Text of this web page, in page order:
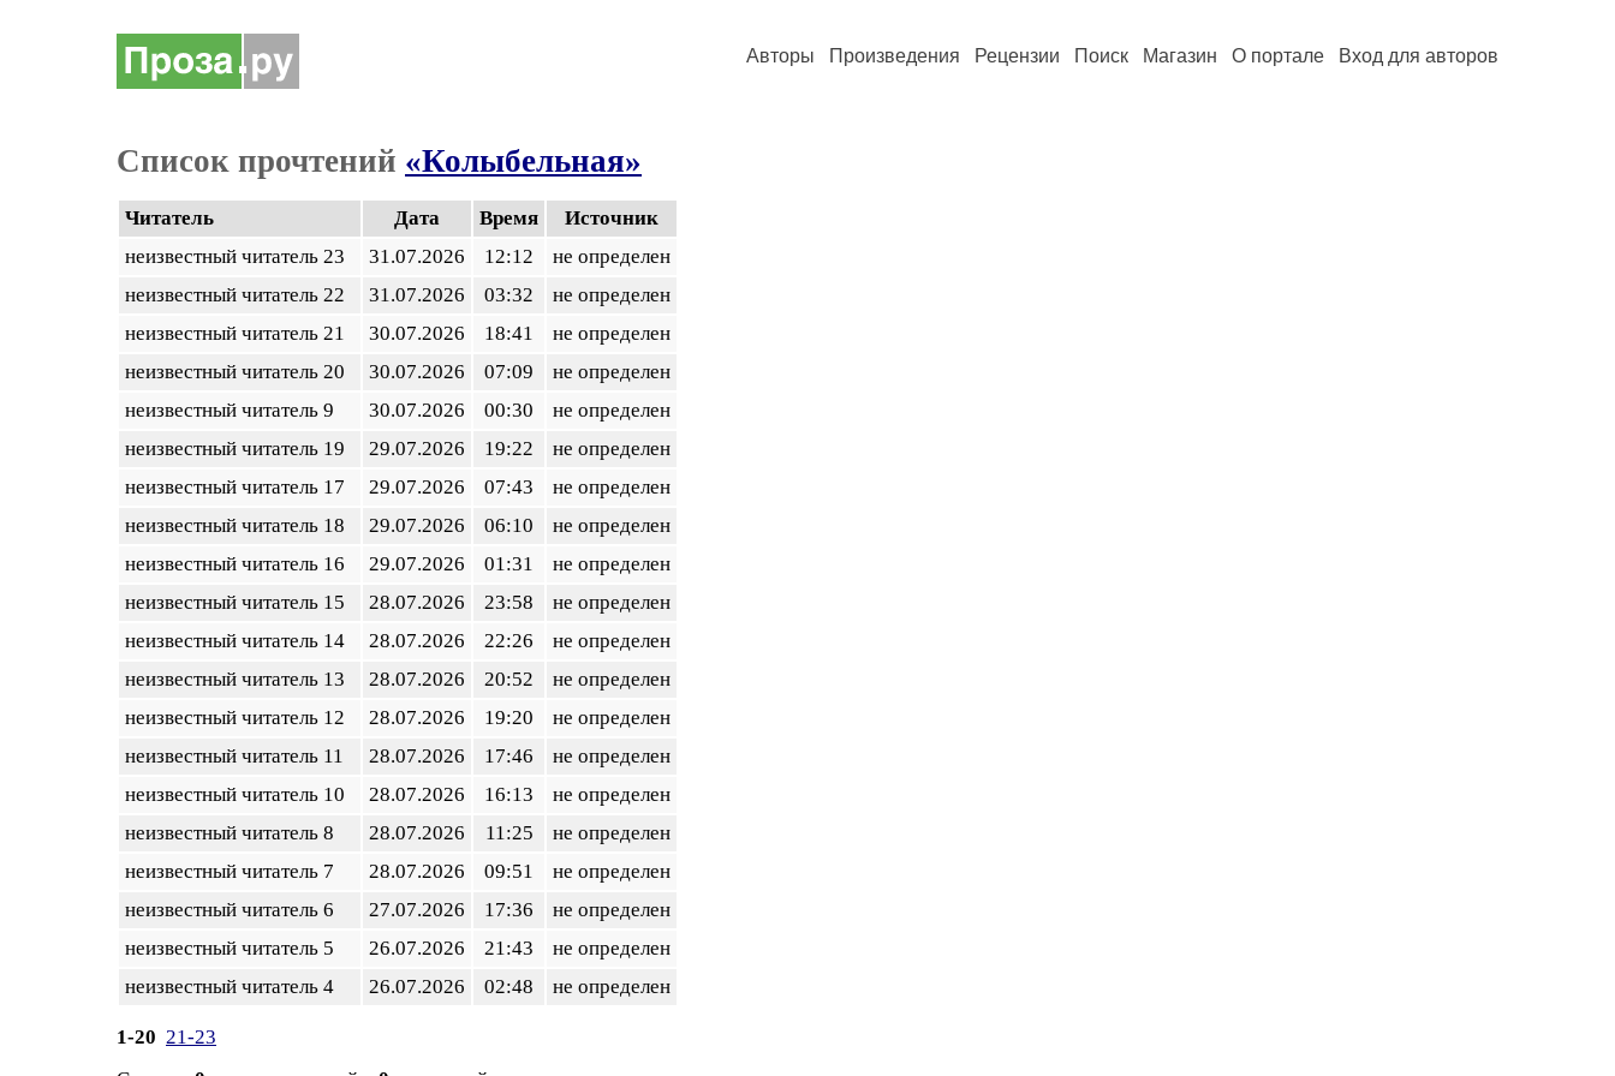
Авторы Произведения Рецензии Поиск Магазин О портале Вход для авторов
Список прочтений «Колыбельная»
Читатель Дата Время
Источник
неизвестный читатель 23
31.07.2026 12:12
не определен
неизвестный читатель 22
31.07.2026 03:32
не определен
неизвестный читатель 21
30.07.2026 18:41
не определен
неизвестный читатель 20
30.07.2026 07:09
не определен
неизвестный читатель 9
30.07.2026 00:30
не определен
неизвестный читатель 19
29.07.2026 19:22
не определен
неизвестный читатель 17
29.07.2026 07:43
не определен
неизвестный читатель 18
29.07.2026 06:10
не определен
неизвестный читатель 16
29.07.2026 01:31
не определен
неизвестный читатель 15
28.07.2026 23:58
не определен
неизвестный читатель 14
28.07.2026 22:26
не определен
неизвестный читатель 13
28.07.2026 20:52
не определен
неизвестный читатель 12
28.07.2026 19:20
не определен
неизвестный читатель 11
28.07.2026 17:46
не определен
неизвестный читатель 10
28.07.2026 16:13
не определен
неизвестный читатель 8
28.07.2026 11:25
не определен
неизвестный читатель 7
28.07.2026 09:51
не определен
неизвестный читатель 6
27.07.2026 17:36
не определен
неизвестный читатель 5
26.07.2026 21:43
не определен
неизвестный читатель 4
26.07.2026 02:48 не определен
1-20 21-23